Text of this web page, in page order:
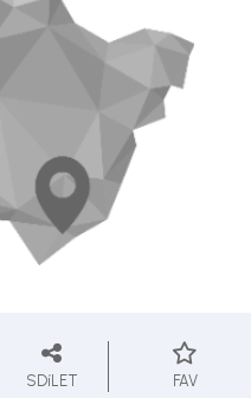
SDíLET FAV